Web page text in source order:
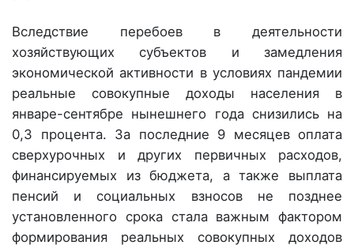
Вследствие перебоев в деятельности
хозяйствующих субъектов и замедления
экономической активности в условиях пандемии
реальные совокупные доходы населения в
январе-сентябре нынешнего года снизились на
0,3 процента. За последние 9 месяцев оплата
сверхурочных и других первичных расходов,
финансируемых из бюджета, а также выплата
пенсий и социальных взносов не позднее
установленного срока стала важным фактором
формирования реальных совокупных доходов